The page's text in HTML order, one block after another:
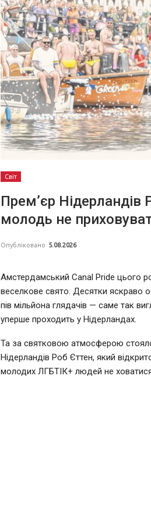
Світ
Прем’єр Нідерландів
молодь не
Опубліковано 5.08.2026
Амстердамський Canal Pride цього
веселкове свято. Десятки яскраво
пів мільйона глядачів — саме так
уперше проходить у Нідерландах.
Та за святковою атмосферою
Нідерландів Роб Єттен, який
молодих ЛГБТІК+ людей не